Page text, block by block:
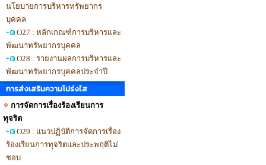
นโยบายการบริหารทรัพยากร
บุคคล
O27 : หลักเกณฑ์การบริหารและ
พัฒนาทรัพยากรบุคคล
O28 : รายงานผลการบริหารและ
พัฒนาทรัพยากรบุคคลประจำปี
การส่งเสริมความโปร่งใส
การจัดการเรื่องร้องเรียนการ
ทุจริต
O29 : แนวปฏิบัติการจัดการเรื่อง
ร้องเรียนการทุจริตและประพฤติไม่
ชอบ